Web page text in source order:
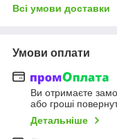
Всі умови доставки
Умови оплати
Ви отримаєте
або гроші
Детальніше